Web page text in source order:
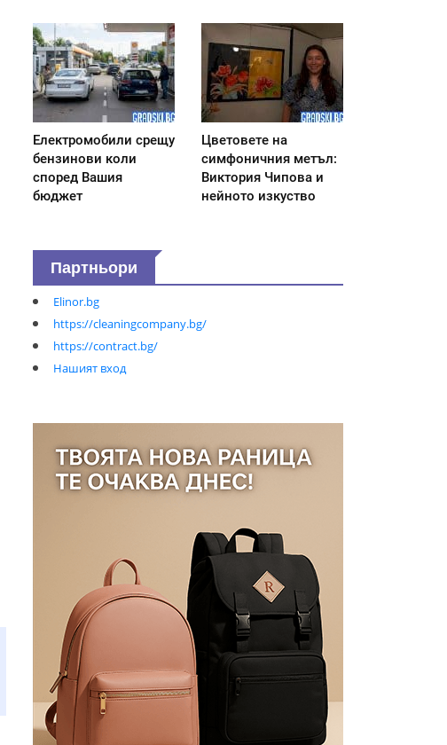
Електромобили срещу
бензинови коли
според Вашия
бюджет
Цветовете на
симфоничния метъл:
Виктория Чипова и
нейното изкуство
Партньори
Elinor.bg
https://cleaningcompany.bg/
https://contract.bg/
Нашият вход